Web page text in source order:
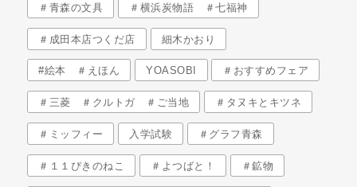
＃青森の文具 ＃横浜炭物語 ＃七福神
＃成田本店つくだ店 細木かおり
#絵本 ＃えほん YOASOBI ＃おすすめフェア
＃三菱 ＃クルトガ ＃ご当地 ＃タヌキとキツネ
＃ミッフィー 入学試験 ＃グラフ青森
＃１１ぴきのねこ ＃よつばと！ ＃鉱物